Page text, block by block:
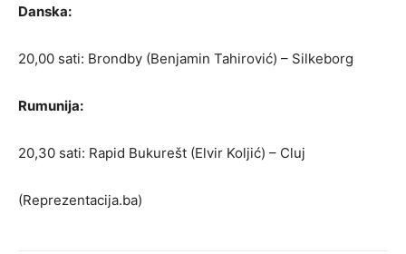
Danska:
20,00 sati: Brondby (Benjamin Tahirović) – Silkeborg
Rumunija:
20,30 sati: Rapid Bukurešt (Elvir Koljić) – Cluj
(Reprezentacija.ba)